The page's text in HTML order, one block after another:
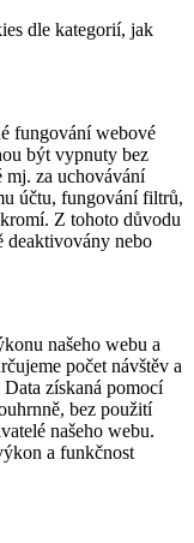
dle kategorií, jak
fungování webové
být vypnuty bez
mj. za uchovávání
účtu, fungování filtrů,
Z tohoto důvodu
deaktivovány nebo
našeho webu a
počet návštěv a
získaná pomocí
bez použití
našeho webu.
a funkčnost